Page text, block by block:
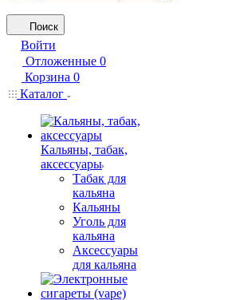
Поиск
Войти
Отложенные 0
Корзина 0
Каталог
Кальяны, табак,
аксессуары
Табак для
кальяна
Кальяны
Уголь для
кальяна
Аксессуары
для кальяна